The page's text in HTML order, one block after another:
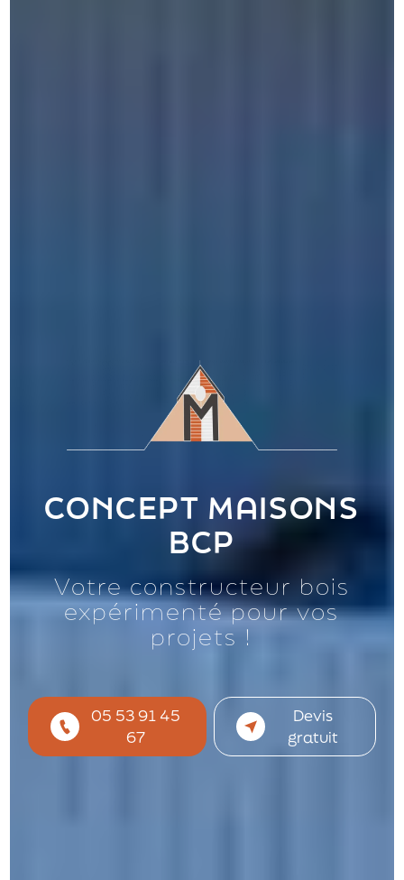
CONCEPT MAISONS
BCP
Votre constructeur bois
expérimenté pour vos
projets !
05 53 91 45
67
Devis
gratuit